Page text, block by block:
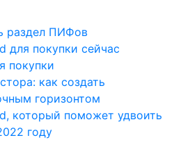
для покупки сейчас
покупки
как создать
горизонтом
который поможет удвоить
году